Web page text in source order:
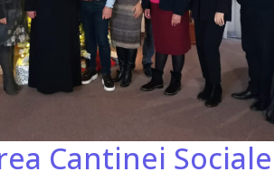
Cantinei Sociale